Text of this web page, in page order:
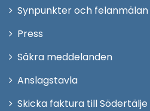
Synpunkter och felanmälan
Press
fönster
Säkra meddelanden
Anslagstavla
Skicka faktura till